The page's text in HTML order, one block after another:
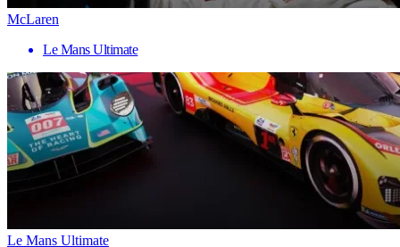
McLaren
Le Mans Ultimate
Le Mans Ultimate